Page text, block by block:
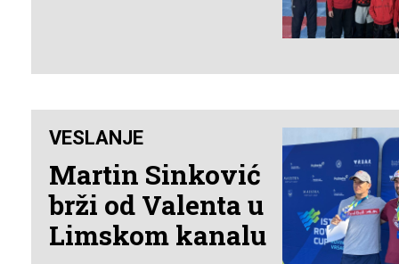
VESLANJE
Martin Sinković
brži od Valenta u
Limskom kanalu